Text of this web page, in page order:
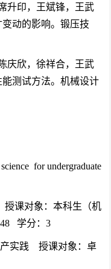
升印，王斌锋，王武
动的影响。锻压技
庆欣，徐祥合，王武
测试方法。机械设计
for undergraduate
授课对象：本科生（机
学分：3
产实践 授课对象：卓